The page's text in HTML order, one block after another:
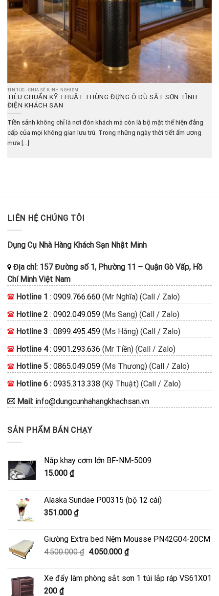
TIN TỨC - CHIA SẺ KINH NGHIỆM
TIÊU CHUẨN KỸ THUẬT THÙNG ĐỰNG Ô DÙ SẮT SƠN TĨNH
ĐIỆN KHÁCH SẠN
Tiền sảnh không chỉ là nơi đón khách mà còn là bộ mặt thể hiện đẳng
cấp của mọi không gian lưu trú. Trong những ngày thời tiết ẩm ương
mưa [...]
LIÊN HỆ CHÚNG TÔI
Dụng Cụ Nhà Hàng Khách Sạn Nhật Minh
Địa chỉ: 157 Đường số 1, Phường 11 – Quận Gò Vấp, Hồ
Chí Minh Việt Nam
Hotline 1 : 0909.766.660 (Mr Nghĩa) (Call / Zalo)
Hotline 2 : 0902.049.059 (Ms Sang) (Call / Zalo)
Hotline 3 : 0899.495.459 (Ms Hằng) (Call / Zalo)
Hotline 4: 0901.293.636 (Mr Tiền) (Call / Zalo)
Hotline 5 : 0865.049.059 (Ms Thương) (Call / Zalo)
Hotline 6 : 0935.313.338 (Kỹ Thuật) (Call / Zalo)
Mail: info@dungcunhahangkhachsan.vn
SẢN PHẨM BÁN CHẠY
Nắp khay cơm lớn BF-NM-5009
15.000 ₫
Alaska Sundae P00315 (bộ 12 cái)
351.000 ₫
Giường Extra bed Nệm Mousse PN42G04-20CM
4.500.000₫ Giá
4.500.000 ₫.
4.050.000 ₫Giá
là:
Xe đẩy làm phòng sắt sơn 1 túi lắp ráp VS61X01
200 ₫